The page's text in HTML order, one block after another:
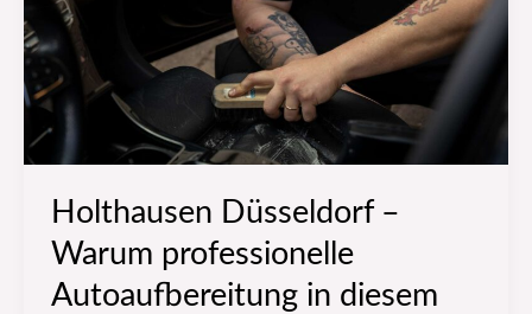
Holthausen Düsseldorf –
Warum professionelle
Autoaufbereitung in diesem
Autoaufbereitung
in
diesem
wird